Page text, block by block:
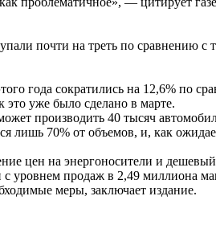
почти на треть по
года сократились на 12,6% по
это уже было сделано в марте.
производить 40 тысяч
лишь 70% от объемов, и, как
цен на энергоносители и
уровнем продаж в 2,49 миллиона
меры, заключает издание.